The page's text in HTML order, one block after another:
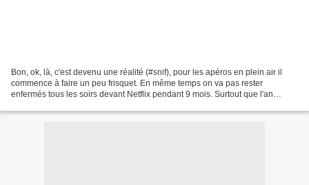
Bon, ok, là, c'est devenu une réalité (#snif), pour les apéros en plein air il
commence à faire un peu frisquet. En même temps on va pas rester
enfermés tous les soirs devant Netflix pendant 9 mois. Surtout que l'an